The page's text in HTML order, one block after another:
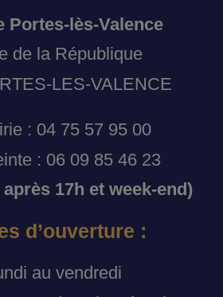
Portes-lès-Valence
de la République
LES-VALENCE
: 04 75 57 95 00
: 06 09 85 46 23
17h et week-end)
d’ouverture :
au vendredi